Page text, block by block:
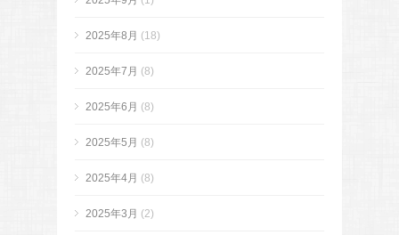
2025年8月 (18)
2025年7月 (8)
2025年6月 (8)
2025年5月 (8)
2025年4月 (8)
2025年3月 (2)